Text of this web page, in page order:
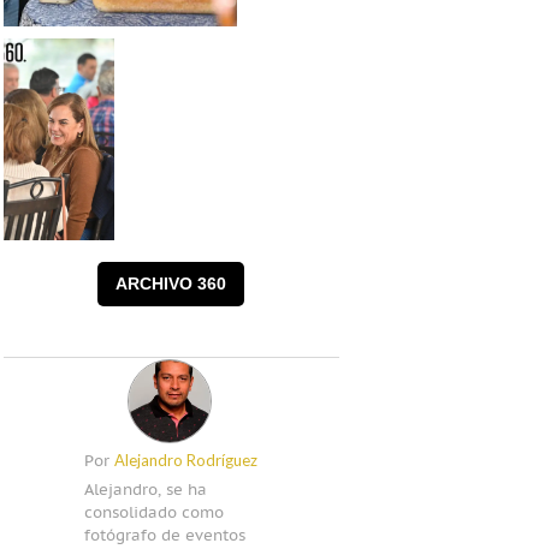
ARCHIVO 360
PorAlejandro Rodríguez
Alejandro, se ha
consolidado como
fotógrafo de eventos